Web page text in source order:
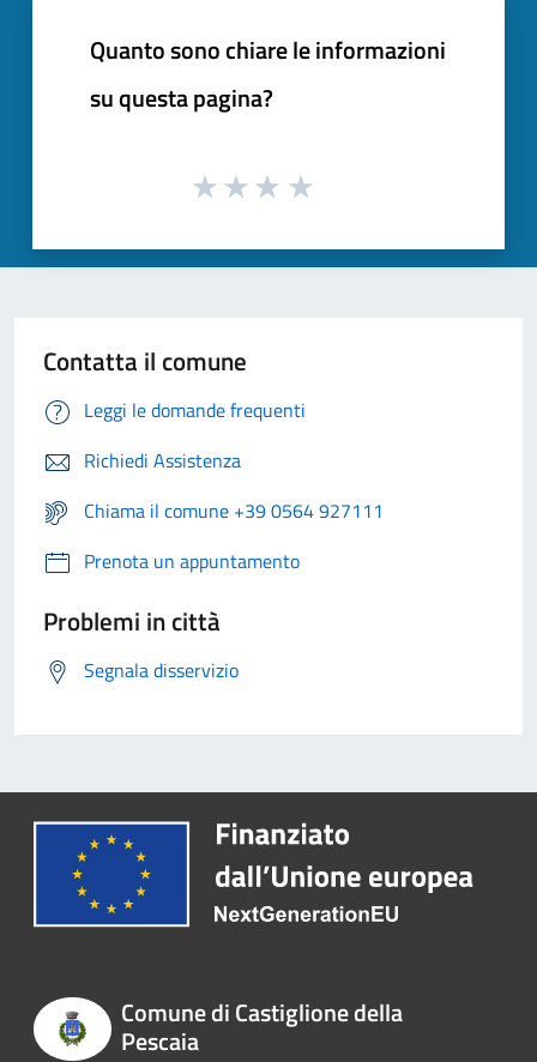
Quanto sono chiare le informazioni
su questa pagina?
Contatta il comune
Leggi le domande frequenti
Richiedi Assistenza
Chiama il comune +39 0564 927111
Prenota un appuntamento
Problemi in città
Segnala disservizio
Comune di Castiglione della
Pescaia